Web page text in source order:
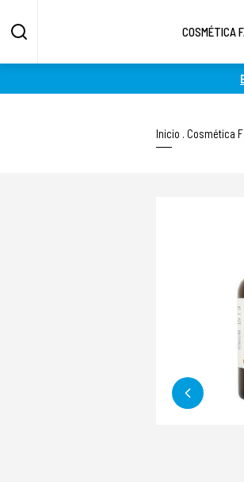
COSMÉTICA
Inicio Cosmética